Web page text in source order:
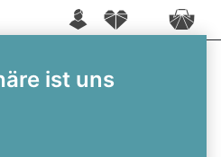
ist uns
n f c
zur Geburt